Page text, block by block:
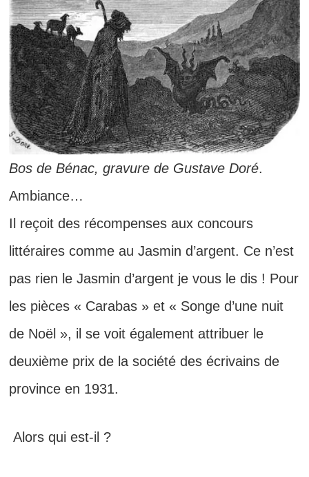
Bos de Bénac, gravure de Gustave Doré.
Ambiance…
Il reçoit des récompenses aux concours
littéraires commeau Jasmin d’argent. Ce n’est
pas rien le Jasmin d’argent je vous le dis ! Pour
les pièces « Carabas » et « Songe d’une nuit
de Noël », il se voit également attribuer le
deuxième prix de la société des écrivains de
province en 1931.
Alors qui est-il ?